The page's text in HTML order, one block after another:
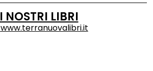
I NOSTRI LIBRI
www.terranuovalibri.it